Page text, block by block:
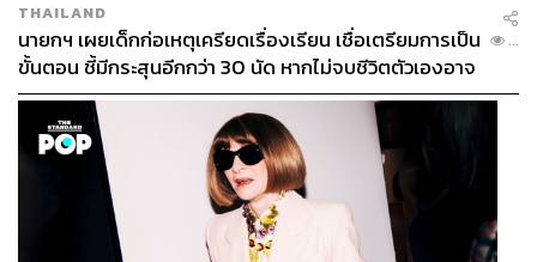
THAILAND
นายกฯ เผยเด็กก่อเหตุเครียดเรื่องเรียน เชื่อเตรียมการเป็น
ขั้นตอน ชี้มีกระสุนอีกกว่า 30 นัด หากไม่จบชีวิตตัวเองอาจ
สูญเสียเพิ่ม
...